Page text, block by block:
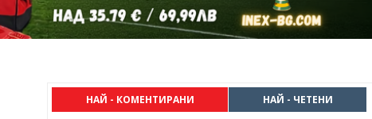
НАЙ - КОМЕНТИРАНИ НАЙ - ЧЕТЕНИ